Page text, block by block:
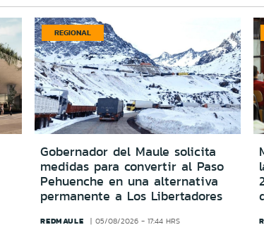
REGIONAL
Gobernador del Maule solicita
medidas para convertir al Paso
Pehuenche en una alternativa
permanente a Los Libertadores
REDMAULE 05/08/2026 - 17:44 HRS